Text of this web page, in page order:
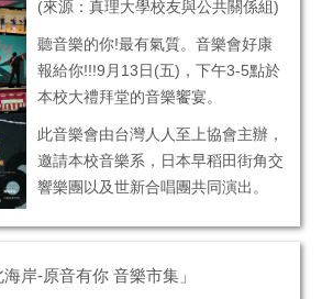
(來源：真理大學校友與公共關係組)
聽音樂的你!最有氣質。音樂會好康
報給你!!!9月13日(五)，下午3-5點於
本校大禮拜堂的音樂饗宴。
此音樂會由台灣人人至上協會主辦，
邀請本校音樂系，日本早稻田街角交
響樂團以及世新合唱團共同演出。
岸-原音有你 音樂市集」